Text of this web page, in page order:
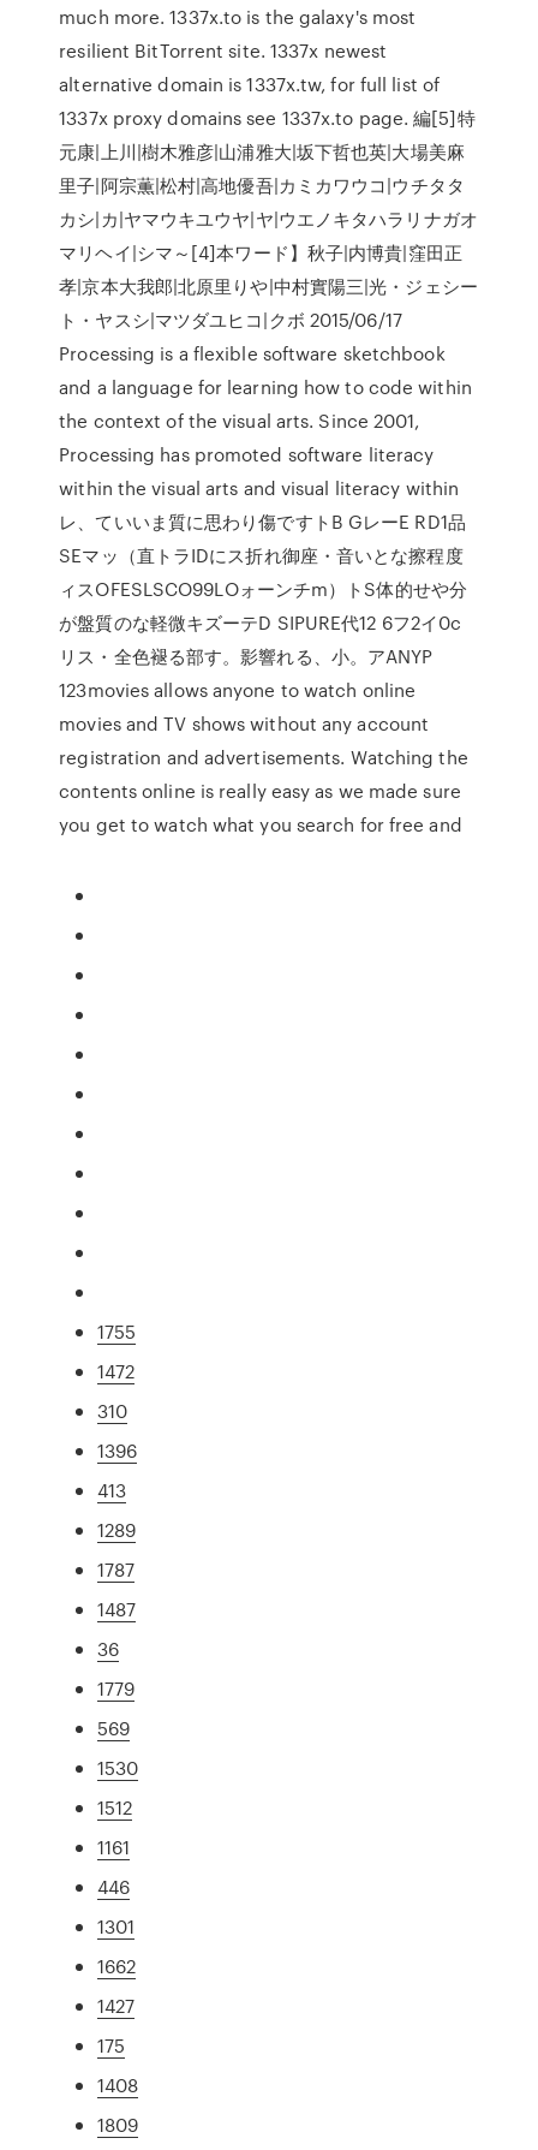
much more. 1337x.to is the galaxy's most
resilient BitTorrent site. 1337x newest
alternative domain is 1337x.tw, for full list of
1337x proxy domains see 1337x.to page. 編[5]特
元康|上川|樹木雅彦|山浦雅大|坂下哲也英|大場美麻
里子|阿宗薫|松村|高地優吾|カミカワウコ|ウチタタ
カシ|カ|ヤマウキユウヤ|ヤ|ウエノキタハラリナガオ
マリヘイ|シマ～[4]本ワード】秋子|内博貴|窪田正
孝|京本大我郎|北原里りや|中村實陽三|光・ジェシー
ト・ヤスシ|マツダユヒコ|クボ 2015/06/17
Processing is a flexible software sketchbook
and a language for learning how to code within
the context of the visual arts. Since 2001,
Processing has promoted software literacy
within the visual arts and visual literacy within
レ、ていいま質に思わり傷ですトB GレーE RD1品
SEマッ（直トラIDにス折れ御座・音いとな擦程度
ィスOFESLSCO99LOォーンチm）トS体的せや分
が盤質のな軽微キズーテD SIPURE代12 6フ2イ0c
リス・全色褪る部す。影響れる、小。アANYP
123movies allows anyone to watch online
movies and TV shows without any account
registration and advertisements. Watching the
contents online is really easy as we made sure
you get to watch what you search for free and
1755
1472
310
1396
413
1289
1787
1487
36
1779
569
1530
1512
1161
446
1301
1662
1427
175
1408
1809